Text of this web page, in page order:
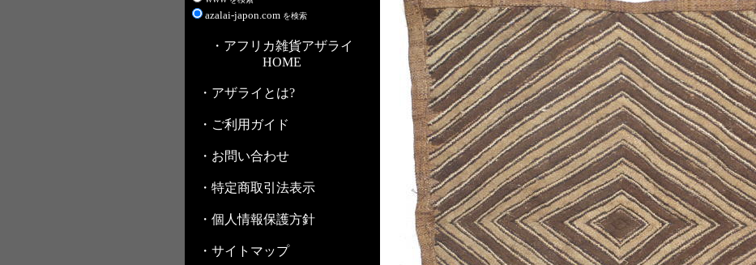
azalai-japon.com を検索
・アフリカ雑貨アザライ
HOME
・アザライとは?
・ご利用ガイド
・お問い合わせ
・特定商取引法表示
・個人情報保護方針
・サイトマップ